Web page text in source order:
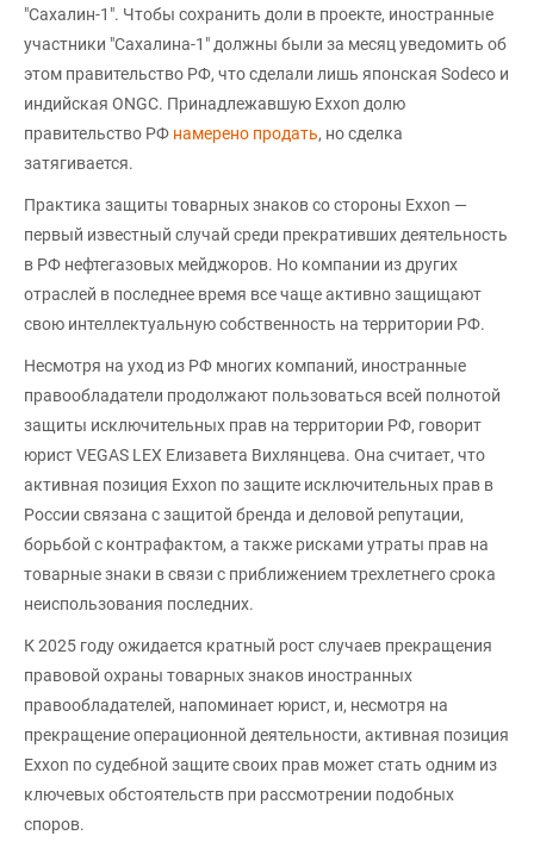
"Сахалин-1". Чтобы сохранить доли в проекте, иностранные
участники "Сахалина-1" должны были за месяц уведомить об
этом правительство РФ, что сделали лишь японская Sodeco и
индийская ONGC. Принадлежавшую Exxon долю
правительство РФ намерено продать, но сделка
затягивается.
Практика защиты товарных знаков со стороны Exxon —
первый известный случай среди прекративших деятельность
в РФ нефтегазовых мейджоров. Но компании из других
отраслей в последнее время все чаще активно защищают
свою интеллектуальную собственность на территории РФ.
Несмотря на уход из РФ многих компаний, иностранные
правообладатели продолжают пользоваться всей полнотой
защиты исключительных прав на территории РФ, говорит
юрист VEGAS LEX Елизавета Вихлянцева. Она считает, что
активная позиция Exxon по защите исключительных прав в
России связана с защитой бренда и деловой репутации,
борьбой с контрафактом, а также рисками утраты прав на
товарные знаки в связи с приближением трехлетнего срока
неиспользования последних.
К 2025 году ожидается кратный рост случаев прекращения
правовой охраны товарных знаков иностранных
правообладателей, напоминает юрист, и, несмотря на
прекращение операционной деятельности, активная позиция
Exxon по судебной защите своих прав может стать одним из
ключевых обстоятельств при рассмотрении подобных
споров.